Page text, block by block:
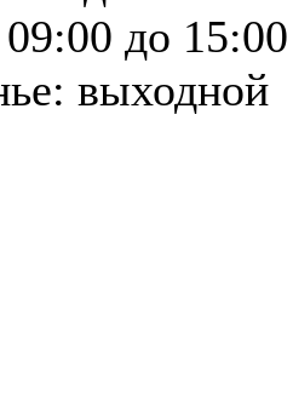
09:00 до 15:00
выходной